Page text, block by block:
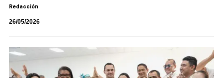
Redacción
26/05/2026